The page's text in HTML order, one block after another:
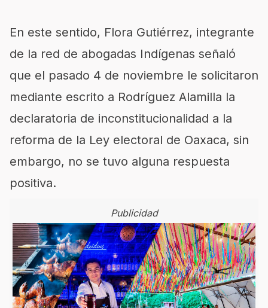
En este sentido, Flora Gutiérrez, integrante
de la red de abogadas Indígenas señaló
que el pasado 4 de noviembre le solicitaron
mediante escrito a Rodríguez Alamilla la
declaratoria de inconstitucionalidad a la
reforma de la Ley electoral de Oaxaca, sin
embargo, no se tuvo alguna respuesta
positiva.
Publicidad